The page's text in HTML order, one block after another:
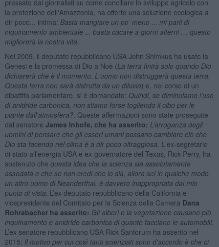
pressato dai giornalisti su come conciliare lo sviluppo agricolo con
la protezione dell'Amazzonia, ha offerto una soluzione ecologica a
dir poco... intima: Basta mangiare un po’ meno ... mi parli di
inquinamento ambientale ... basta cacare a giorni alterni … questo
migliorerà la nostra vita
Nel 2009, il deputato repubblicano USA John Shimkus ha usato la
Genesi e la promessa di Dio a Noè (La terra finirà solo quando Dio
dichiarerà che è il momento. L'uomo non distruggerà questa terra.
Questa terra non sarà distrutta da un diluvio) e, nel corso di un
dibattito parlamentare, si è domandato: Quindi, se diminuiamo l’uso
di anidride carbonica, non stiamo forse togliendo il cibo per le
piante dall'atmosfera?. Queste affermazioni sono state proseguite
dal senatore James Inhofe, che ha asserito: L’arroganza degli
uomini di pensare che gli esseri umani possano cambiare ciò che
Dio sta facendo nel clima è a dir poco oltraggiosa . L ’ex-segretario
di stato all’energia USA e ex-governatore del Texas, Rick Perry, ha
sostenuto che questa idea che la scienza sia assolutamente
assodata e che se non credi che lo sia, allora sei in qualche modo
un altro uomo di Neanderthal, è davvero inappropriata dal mio
punto di vista . L’ex deputato repubblicano della California e
vicepresidente del Comitato per la Scienza della Camera Dana
Rohrabacher ha asserito: Gli alberi e la vegetazione causano più
inquinamento e anidride carbonica di quanto facciano le automobili.
L’ex senatore repubblicano USA Rick Santorum ha asserito nel
2015: Il motivo per cui così tanti scienziati sono d'accordo è che ci